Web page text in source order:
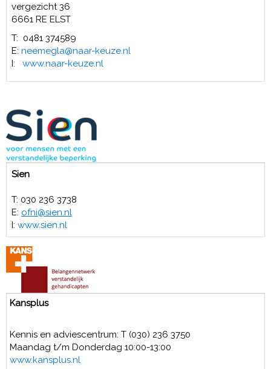
vergezicht 36
6661 RE ELST
T: 0481 374589
E: neemegla@naar-keuze.nl
I: www.naar-keuze.nl
Sien
T: 030 236 3738
E: ofni@sien.nl
I: www.sien.nl
Kansplus
Kennis en adviescentrum: T (030) 236 3750
Maandag t/m Donderdag 10:00-13:00
www.kansplus.nl